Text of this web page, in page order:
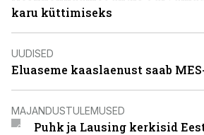
karu küttimiseks
UUDISED
Eluaseme kaaslaenust saab
MAJANDUSTULEMUSED
Puhk ja Lausing kerkisid